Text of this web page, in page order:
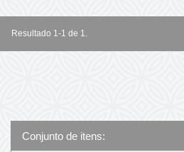
Resultado 1-1 de 1.
Conjunto de itens: